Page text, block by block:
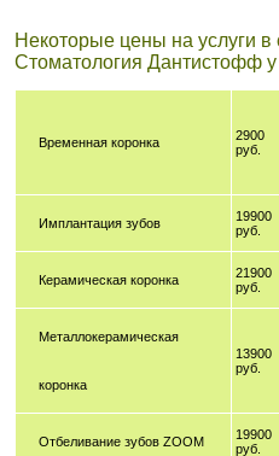
Некоторые цены на услуги в
Стоматология Дантистофф
Временная коронка
2900
руб.
Имплантация зубов
19900
руб.
Керамическая коронка
21900
руб.
Металлокерамическая
коронка
13900
руб.
Отбеливание зубов ZOOM
19900
руб.